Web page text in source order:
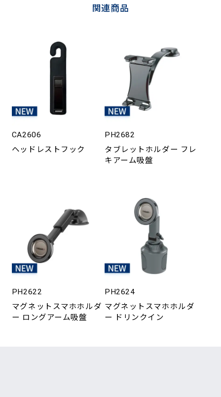
関連商品
CA2606
ヘッドレストフック
PH2682
タブレットホルダー フレ
キアーム吸盤
PH2622
マグネットスマホホルダ
ー ロングアーム吸盤
PH2624
マグネットスマホホルダ
ー ドリンクイン